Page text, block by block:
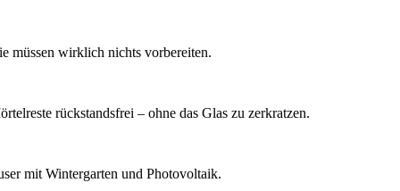
müssen wirklich nichts vorbereiten.
rückstandsfrei – ohne das Glas zu zerkratzen.
mit Wintergarten und Photovoltaik.